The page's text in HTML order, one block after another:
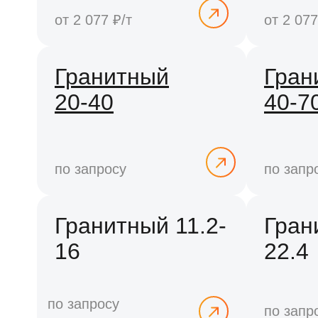
от 2 077 ₽/т от 2
по запросу
Гранитный
20-40
по
40-
Гранитный 11.2-
16
по запросу
22.4
по